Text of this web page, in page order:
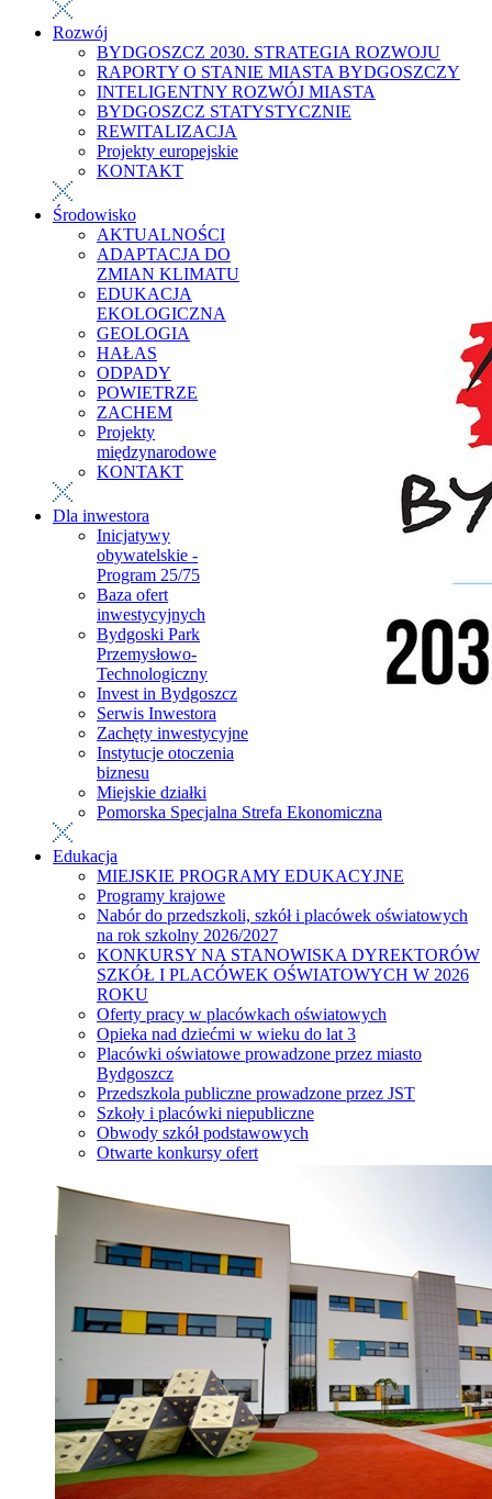
Rozwój
BYDGOSZCZ 2030. STRATEGIA ROZWOJU
RAPORTY O STANIE MIASTA BYDGOSZCZY
INTELIGENTNY ROZWÓJ MIASTA
BYDGOSZCZ STATYSTYCZNIE
REWITALIZACJA
Projekty europejskie
KONTAKT
Środowisko
AKTUALNOŚCI
ADAPTACJA DO
ZMIAN KLIMATU
EDUKACJA
EKOLOGICZNA
GEOLOGIA
HAŁAS
ODPADY
POWIETRZE
ZACHEM
Projekty
międzynarodowe
KONTAKT
Dla inwestora
Inicjatywy
obywatelskie -
Program 25/75
Baza ofert
inwestycyjnych
Bydgoski Park
Przemysłowo-
Technologiczny
Invest in Bydgoszcz
Serwis Inwestora
Zachęty inwestycyjne
Instytucje otoczenia
biznesu
Miejskie działki
Pomorska Specjalna Strefa Ekonomiczna
Edukacja
MIEJSKIE PROGRAMY EDUKACYJNE
Programy krajowe
Nabór do przedszkoli, szkół i placówek oświatowych
na rok szkolny 2026/2027
KONKURSY NA STANOWISKA DYREKTORÓW
SZKÓŁ I PLACÓWEK OŚWIATOWYCH W 2026
ROKU
Oferty pracy w placówkach oświatowych
Opieka nad dziećmi w wieku do lat 3
Placówki oświatowe prowadzone przez miasto
Bydgoszcz
Przedszkola publiczne prowadzone przez JST
Szkoły i placówki niepubliczne
Obwody szkół podstawowych
Otwarte konkursy ofert